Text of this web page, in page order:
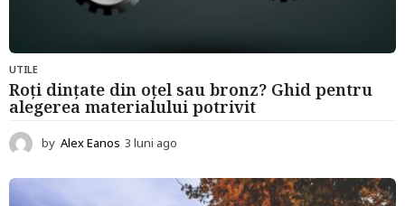
UTILE
Roți dințate din oțel sau bronz? Ghid pentru
alegerea materialului potrivit
by Alex Eanos 3 luni ago
u
n